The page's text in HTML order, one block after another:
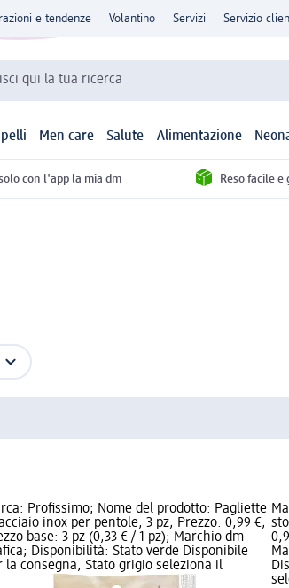
e tendenze Volantino Servizi Servizio
qui la tua ricerca
Men care Salute Alimentazione
con l'app la mia dm Reso facile
Profissimo; Nome del prodotto: Pagliette
inox per pentole, 3 pz; Prezzo: 0,99 €;
base: 3 pz (0,33 € / 1 pz); Marchio dm
Disponibilità: Stato verde Disponibile
la consegna, Stato grigio seleziona il